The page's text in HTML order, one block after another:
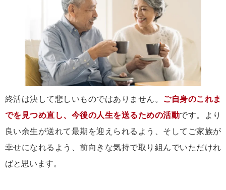
終活は決して悲しいものではありません。 ご自身のこれま
でを見つめ直し、今後の人生を送るための活動です。より
良い余生が送れて最期を迎えられるよう、そしてご家族が
幸せになれるよう、前向きな気持で取り組んでいただけれ
ばと思います。